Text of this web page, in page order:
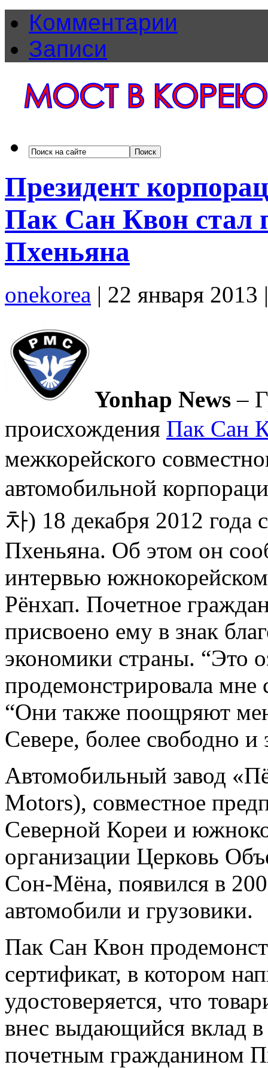
Комментарии
Записи
Президент
Пак Сан Квон стал
Пхеньяна
onekorea | 22 января 2013
Yonhap News –
происхождения Пак Сан
межкорейского
автомобильной
차) 18 декабря 2012
Пхеньяна. Об этом он
интервью
Рёнхап. Почетное
присвоено ему в знак
экономики страны. “Это
продемонстрировала мне
“Они также поощряют
Севере, более свободно и
Автомобильный завод
Motors), совместное
Северной Кореи и
организации Церковь
Сон-Мёна, появился в
автомобили и грузовики.
Пак Сан Квон
сертификат, в котором
удостоверяется, что
внес выдающийся вклад в
почетным гражданином